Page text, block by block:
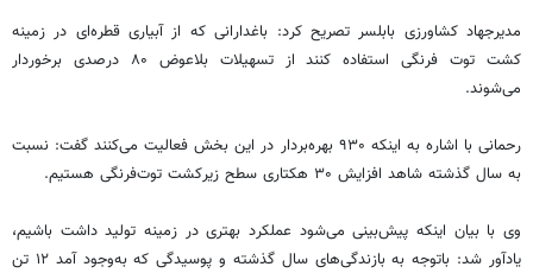
مدیرجهاد کشاورزی بابلسر تصریح کرد: باغدارانی که از آبیاری قطره‌ای در زمینه
کشت توت فرنگی استفاده کنند از تسهیلات بلاعوض ۸۰ درصدی برخوردار
می‌شوند.
رحمانی با اشاره به اینکه ۹۳۰ بهره‌بردار در این بخش فعالیت می‌کنند گفت: نسبت
به سال گذشته شاهد افزایش ۳۰ هکتاری سطح زیرکشت توت‌فرنگی هستیم.
وی با بیان اینکه پیش‌بینی می‌شود عملکرد بهتری در زمینه تولید داشت باشیم،
یادآور شد: باتوجه به بازندگی‌های سال گذشته و پوسیدگی که به‌وجود آمد ۱۲ تن